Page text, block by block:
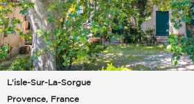
L'isle-Sur-La-Sorgue
Provence, France